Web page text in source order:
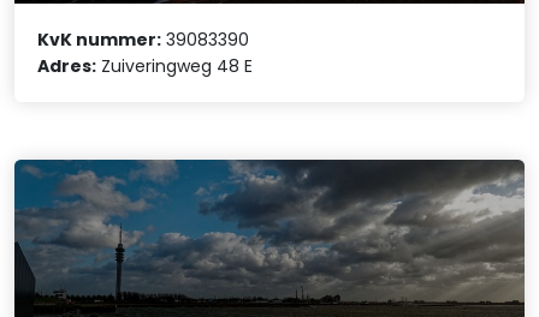
KvK nummer: 39083390
Adres: Zuiveringweg 48 E